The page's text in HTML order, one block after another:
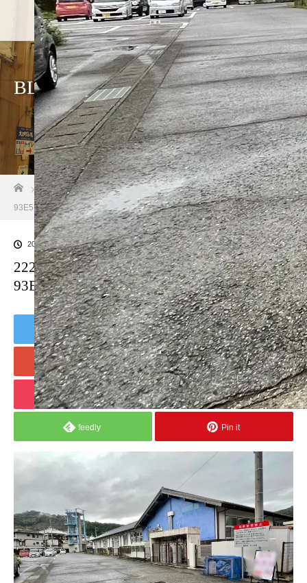
ホーム
BLOG
ホーム
ブログ一覧
222C1D0C-80A9-4FEE-909D-
93E5BC1853D3
2023.07.17
222C1D0C-80A9-4FEE-909D-
93E5BC1853D3
Tweet Share
+1 Hatena
Pocket RSS
feedly Pin it